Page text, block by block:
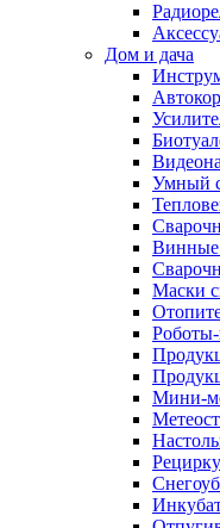
Дом и дача
Умный
Маски
Мини-